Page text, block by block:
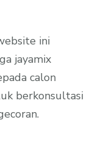
ini
jayamix
calon
berkonsultasi